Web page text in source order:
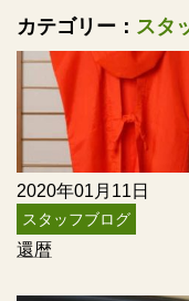
カテゴリー： スタ
2020年01月11日
スタッフブログ
還暦